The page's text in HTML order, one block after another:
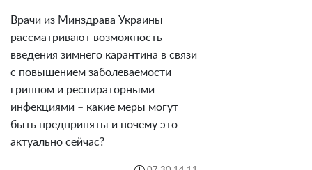
Врачи из Минздрава Украины
рассматривают возможность
введения зимнего карантина в связи
с повышением заболеваемости
гриппом и респираторными
инфекциями – какие меры могут
быть предприняты и почему это
актуально сейчас?